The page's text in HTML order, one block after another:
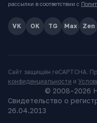
рассылки в соответствии с
VK OK TG Max Zen
Сайт защищён reCAPTCHA.
конфиденциальности и
© 2008–2026
Свидетельство о
26.04.2013